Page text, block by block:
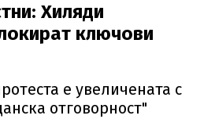
Хиляди
ключови
е увеличената с
отговорност"